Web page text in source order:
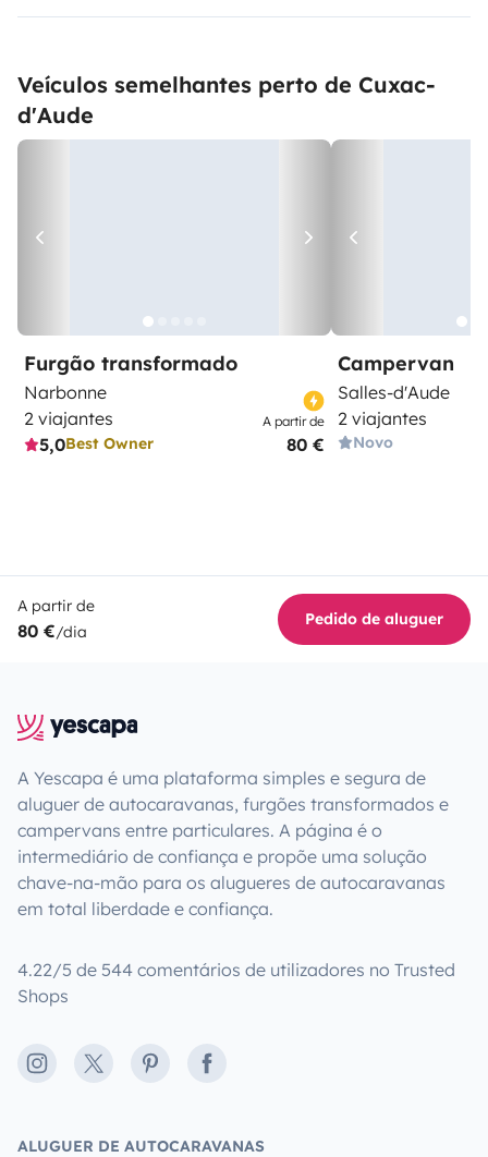
Veículos semelhantes perto de Cuxac-
d'Aude
Furgão transformado
Narbonne
2 viajantes
5,0Best Owner
A partir de
80 €
Campervan
Salles-d'Aude
2 viajantes
Novo
A partir de
80 €/dia
Pedido de aluguer
A Yescapa é uma plataforma simples e segura de
aluguer de autocaravanas, furgões transformados e
campervans entre particulares. A página é o
intermediário de confiança e propõe uma solução
chave-na-mão para os alugueres de autocaravanas
em total liberdade e confiança.
4.22/5 de 544 comentários de utilizadores no Trusted
Shops
Instagram
X PinterestFacebook
ALUGUER DE AUTOCARAVANAS